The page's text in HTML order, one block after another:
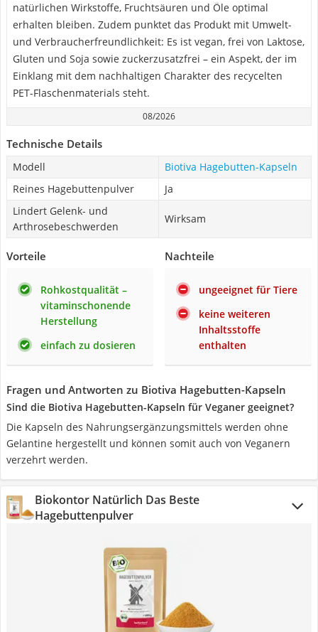
natürlichen Wirkstoffe, Fruchtsäuren und Öle optimal
erhalten bleiben. Zudem punktet das Produkt mit Umwelt-
und Verbraucherfreundlichkeit: Es ist vegan, frei von Laktose,
Gluten und Soja sowie zuckerzusatzfrei – ein Aspekt, der im
Einklang mit dem nachhaltigen Charakter des recycelten
PET-Flaschenmaterials steht.
08/2026
Technische Details
Modell
Biotiva Hagebutten-Kapseln
Reines Hagebuttenpulver
Ja
Lindert Gelenk- und
Arthrosebeschwerden
Wirksam
Vorteile
Rohkostqualität –
vitaminschonende
Herstellung
einfach zu dosieren
Nachteile
ungeeignet für Tiere
keine weiteren
Inhaltsstoffe
enthalten
Fragen und Antworten zu Biotiva Hagebutten-Kapseln
Sind die Biotiva Hagebutten-Kapseln für Veganer geeignet?
Die Kapseln des Nahrungsergänzungsmittels werden ohne
Gelantine hergestellt und können somit auch von Veganern
verzehrt werden.
Biokontor Natürlich Das Beste
Hagebuttenpulver